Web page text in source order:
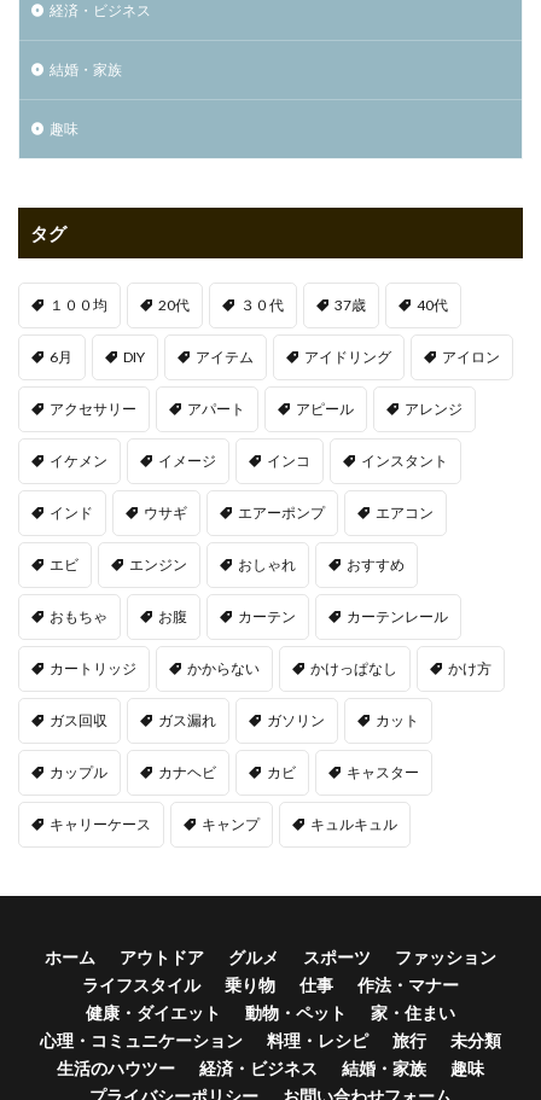
経済・ビジネス
結婚・家族
趣味
タグ
１００均 20代 ３０代 37歳 40代
6月 DIY アイテム アイドリング アイロン
アクセサリー アパート アピール アレンジ
イケメン イメージ インコ インスタント
インド ウサギ エアーポンプ エアコン
エビ エンジン おしゃれ おすすめ
おもちゃ お腹 カーテン カーテンレール
カートリッジ かからない かけっぱなし かけ方
ガス回収 ガス漏れ ガソリン カット
カップル カナヘビ カビ キャスター
キャリーケース キャンプ キュルキュル
ホーム アウトドア グルメ スポーツ
ファッション
ライフスタイル
乗り物 仕事
作法・マナー
健康・ダイエット
動物・ペット
家・住まい
心理・コミュニケーション
料理・レシピ 旅行
未分類
生活のハウツー
経済・ビジネス 結婚・家族
趣味